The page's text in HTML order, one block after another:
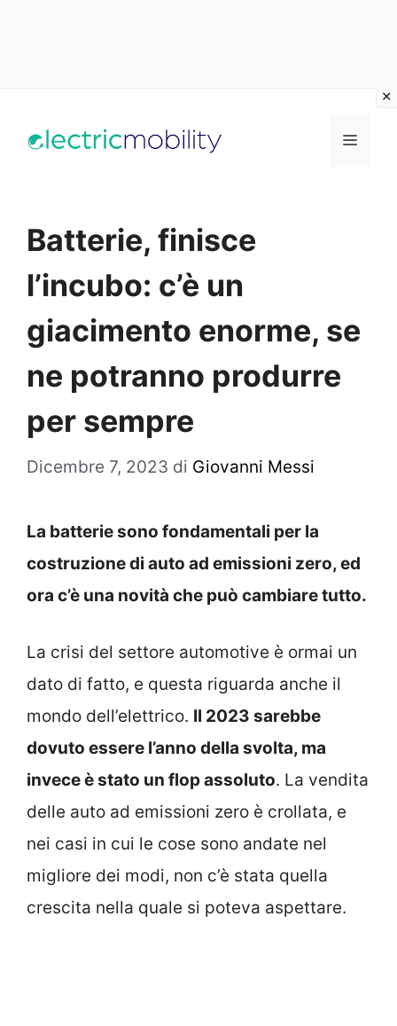
Menu
Batterie, finisce
l’incubo: c’è un
giacimento enorme, se
ne potranno produrre
per sempre
Dicembre 7, 2023 di Giovanni Messi
La batterie sono fondamentali per la
costruzione di auto ad emissioni zero, ed
ora c’è una novità che può cambiare tutto.
La crisi del settore automotive è ormai un
dato di fatto, e questa riguarda anche il
mondo dell’elettrico. Il 2023 sarebbe
dovuto essere l’anno della svolta, ma
invece è stato un flop assoluto. La vendita
delle auto ad emissioni zero è crollata, e
nei casi in cui le cose sono andate nel
migliore dei modi, non c’è stata quella
crescita nella quale si poteva aspettare.